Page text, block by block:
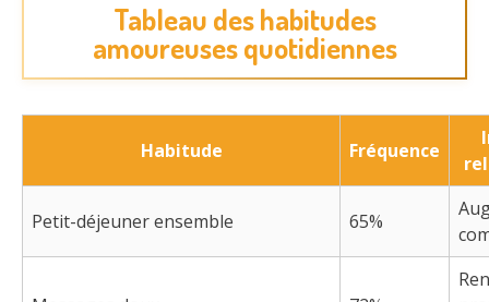
Tableau des habitudes
amoureuses quotidiennes
Habitude Fréquence
Petit-déjeuner ensemble 65%